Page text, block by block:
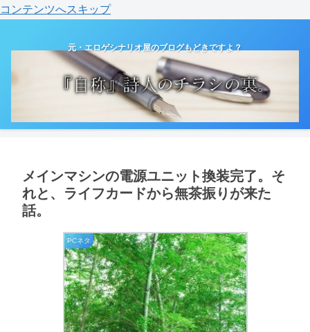
コンテンツへスキップ
元・エロゲシナリオ屋のブログもどきですよ？
メインマシンの電源ユニット換装完了。そ
れと、ライフカードから無茶振りが来た
話。
PCネタ